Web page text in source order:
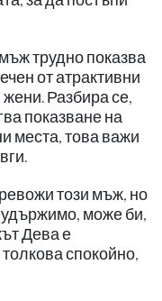
трудно показва
от атрактивни
Разбира се,
показване на
места, това важи
този мъж, но
може би,
Дева е
спокойно,